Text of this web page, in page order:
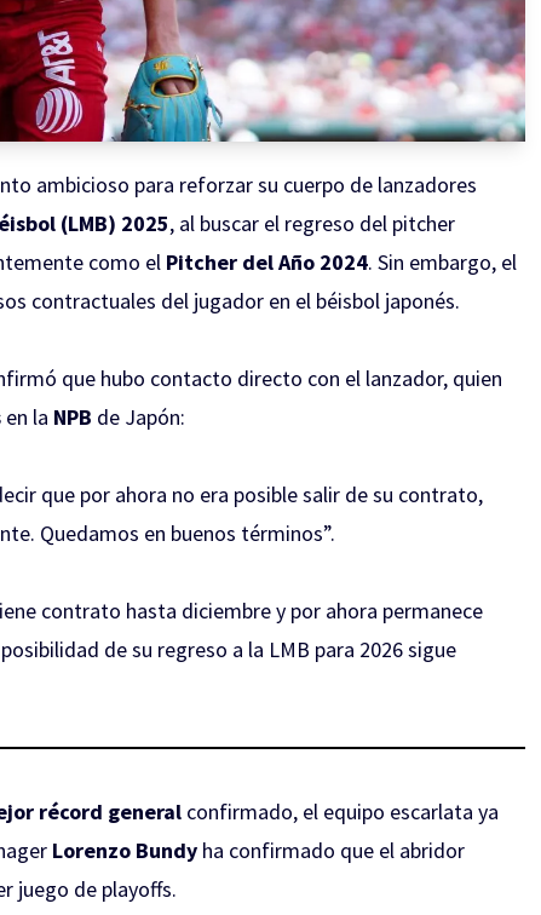
ambicioso para reforzar su cuerpo de lanzadores
(LMB) 2025, al buscar el regreso del pitcher
como el Pitcher del Año 2024. Sin embargo, el
contractuales del jugador en el béisbol japonés.
que hubo contacto directo con el lanzador, quien
en la NPB de Japón:
que por ahora no era posible salir de su contrato,
Quedamos en buenos términos”.
contrato hasta diciembre y por ahora permanece
de su regreso a la LMB para 2026 sigue
récord general confirmado, el equipo escarlata ya
Lorenzo Bundy ha confirmado que el abridor
juego de playoffs.